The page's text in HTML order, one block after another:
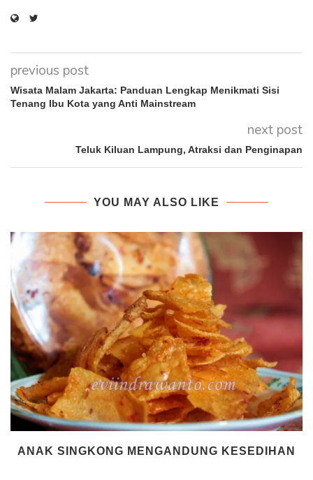
previous post
Wisata Malam Jakarta: Panduan Lengkap Menikmati Sisi
Tenang Ibu Kota yang Anti Mainstream
next post
Teluk Kiluan Lampung, Atraksi dan Penginapan
YOU MAY ALSO LIKE
ANAK SINGKONG MENGANDUNG KESEDIHAN